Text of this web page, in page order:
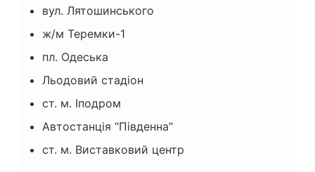
вул. Лятошинського
ж/м Теремки-1
пл. Одеська
Льодовий стадіон
ст. м. Іподром
Автостанція “Південна”
ст. м. Виставковий центр